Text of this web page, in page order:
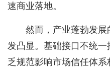
速商业落地。
然而，产业蓬勃发
发凸显。基础接口不统
乏规范影响市场信任体